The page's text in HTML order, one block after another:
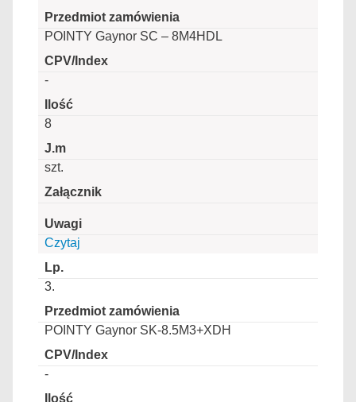
POINTY Gaynor SC – 8M4HDL
-
8
szt.
Czytaj
3.
POINTY Gaynor SK-8.5M3+XDH
-